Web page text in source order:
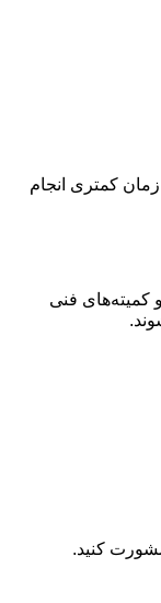
کمتری انجام
کمیته‌های فنی
کنید.